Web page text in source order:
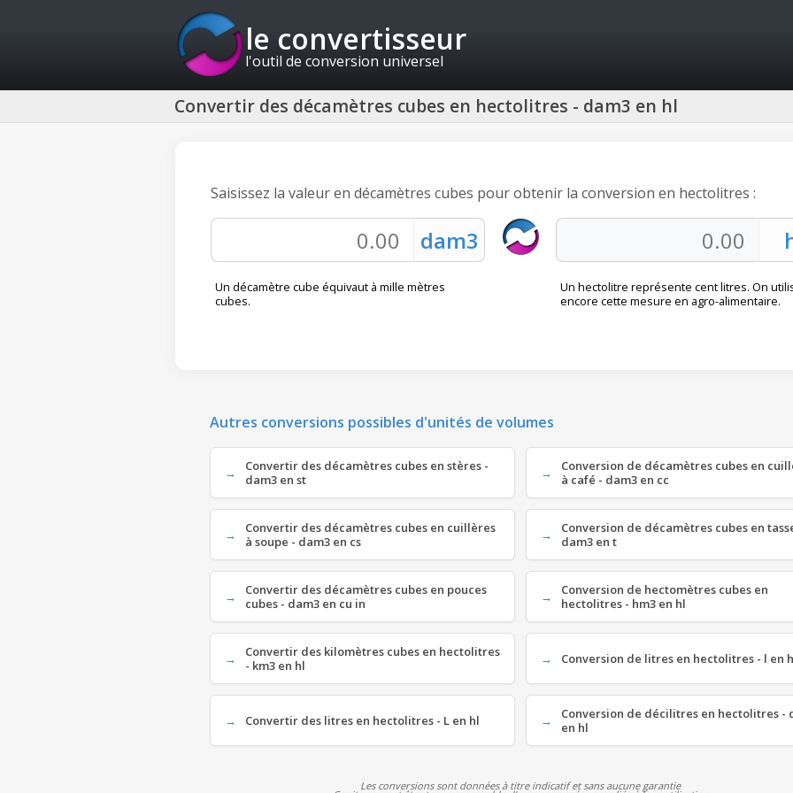
le convertisseur
l'outil de conversion universel
Convertir des décamètres cubes en hectolitres - dam3 en hl
Saisissez la valeur en décamètres cubes pour obtenir la conversion en hectolitres :
Un décamètre cube équivaut à mille mètres
cubes.
Un hectolitre représente cent litres. On
encore cette mesure en agro-alimentaire.
Autres conversions possibles d'unités de volumes
Convertir des décamètres cubes en stères -
dam3 en st
Conversion de décamètres cubes en
à café - dam3 en cc
Convertir des décamètres cubes en cuillères
à soupe - dam3 en cs
Conversion de décamètres cubes en
dam3 en t
Convertir des décamètres cubes en pouces
cubes - dam3 en cu in
Conversion de hectomètres cubes en
hectolitres - hm3 en hl
Convertir des kilomètres cubes en hectolitres
- km3 en hl
Conversion de litres en hectolitres - l en
Convertir des litres en hectolitres - L en hl
Conversion de décilitres en hectolitres -
en hl
Les conversions sont données à titre indicatif et sans aucune garantie